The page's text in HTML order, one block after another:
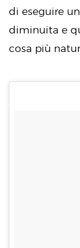
di eseguire
diminuita e
cosa più